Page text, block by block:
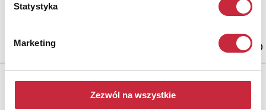
Statystyka
Marketing
Zezwól na wszystkie
Para talerzy zdobionych głowami palących rybaków